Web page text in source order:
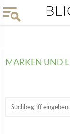
MARKEN UND